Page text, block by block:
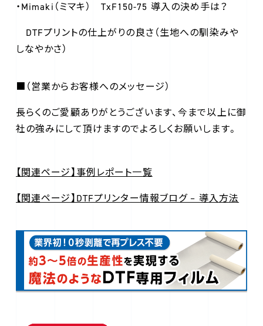
・Mimaki（ミマキ） TxF150-75 導入の決め手は？
DTFプリントの仕上がりの良さ（生地への馴染みや
しなやかさ）
■（営業からお客様へのメッセージ）
長らくのご愛顧ありがとうございます、今まで以上に御
社の強みにして頂けますのでよろしくお願いします。
【関連ページ】事例レポート一覧
【関連ページ】DTFプリンター情報ブログ – 導入方法